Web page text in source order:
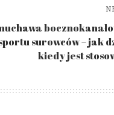
surowców – jak
kiedy jest